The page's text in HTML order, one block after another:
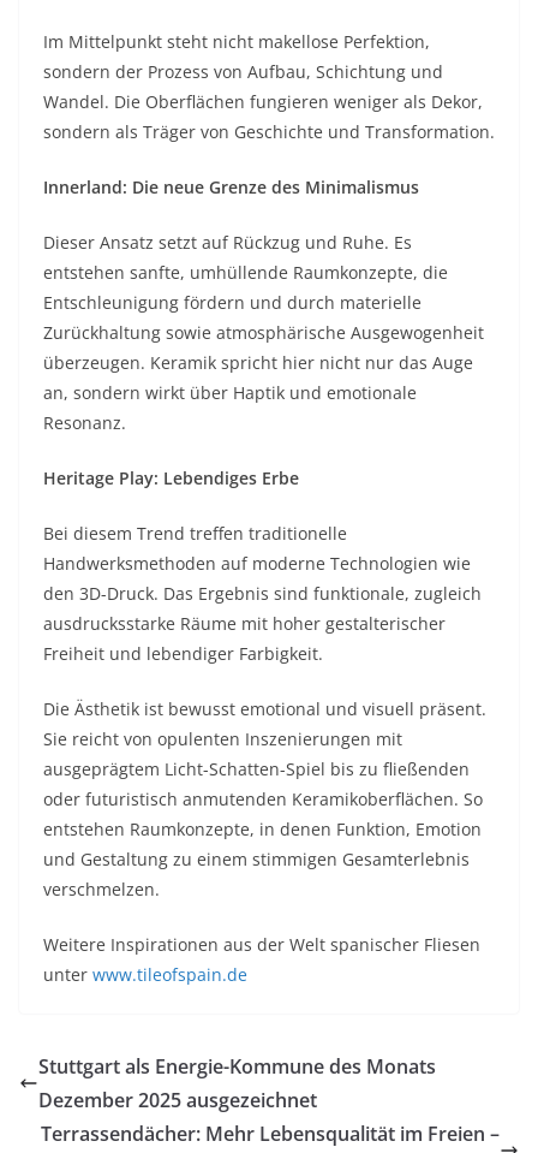
Im Mittelpunkt steht nicht makellose Perfektion,
sondern der Prozess von Aufbau, Schichtung und
Wandel. Die Oberflächen fungieren weniger als Dekor,
sondern als Träger von Geschichte und Transformation.
Innerland: Die neue Grenze des Minimalismus
Dieser Ansatz setzt auf Rückzug und Ruhe. Es
entstehen sanfte, umhüllende Raumkonzepte, die
Entschleunigung fördern und durch materielle
Zurückhaltung sowie atmosphärische Ausgewogenheit
überzeugen. Keramik spricht hier nicht nur das Auge
an, sondern wirkt über Haptik und emotionale
Resonanz.
Heritage Play: Lebendiges Erbe
Bei diesem Trend treffen traditionelle
Handwerksmethoden auf moderne Technologien wie
den 3D-Druck. Das Ergebnis sind funktionale, zugleich
ausdrucksstarke Räume mit hoher gestalterischer
Freiheit und lebendiger Farbigkeit.
Die Ästhetik ist bewusst emotional und visuell präsent.
Sie reicht von opulenten Inszenierungen mit
ausgeprägtem Licht-Schatten-Spiel bis zu fließenden
oder futuristisch anmutenden Keramikoberflächen. So
entstehen Raumkonzepte, in denen Funktion, Emotion
und Gestaltung zu einem stimmigen Gesamterlebnis
verschmelzen.
Weitere Inspirationen aus der Welt spanischer Fliesen
unter www.tileofspain.de
Stuttgart als Energie-Kommune des Monats
Dezember 2025 ausgezeichnet
Terrassendächer: Mehr Lebensqualität im Freien –